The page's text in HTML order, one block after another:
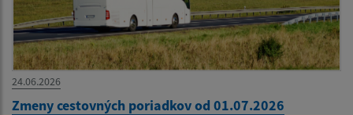
24.06.2026
Zmeny cestovných poriadkov od 01.07.2026